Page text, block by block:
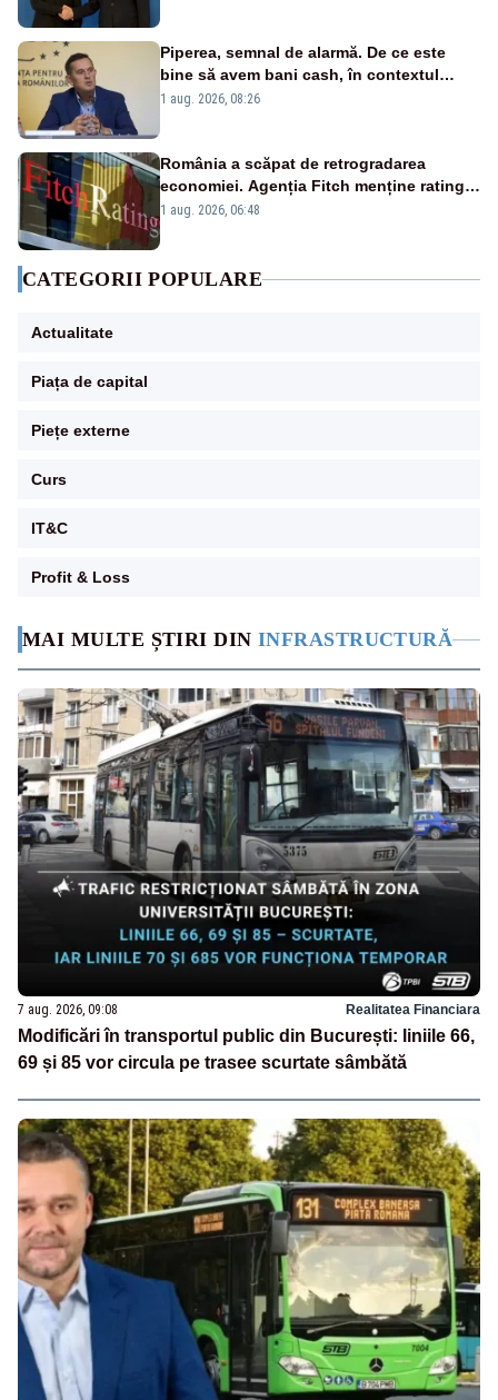
MAI MULTE ȘTIRI DIN INFRASTRUCTURĂ
7 aug. 2026, 09:08 Realitatea Financiara
Modificări în transportul public din București: liniile 66,
69 și 85 vor circula pe trasee scurtate sâmbătă
Piperea, semnal de alarmă. De ce este
bine să avem bani cash, în contextul
alertei energetice?
1 aug. 2026, 08:26
România a scăpat de retrogradarea
economiei. Agenția Fitch menține ratingul
„BBB-” cu perspectivă negativă
1 aug. 2026, 06:48
CATEGORII POPULARE
Actualitate
Piața de capital
Piețe externe
Curs
IT&C
Profit & Loss